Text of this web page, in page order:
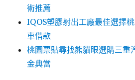
術推薦
IQOS塑膠射出工廠最佳選擇
車借款
桃園票貼尋找熊貓眼選購三重
金典當